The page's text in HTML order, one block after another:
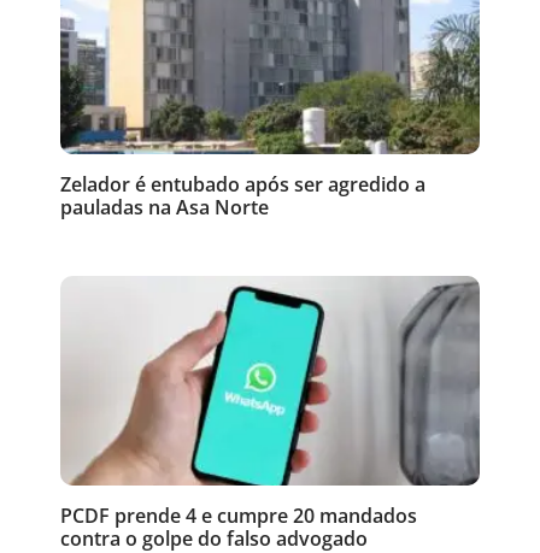
Zelador é entubado após ser agredido a
pauladas na Asa Norte
PCDF prende 4 e cumpre 20 mandados
contra o golpe do falso advogado